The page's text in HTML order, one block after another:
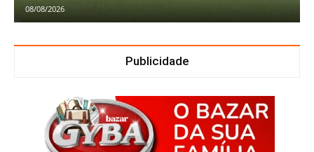
08/08/2026
Publicidade